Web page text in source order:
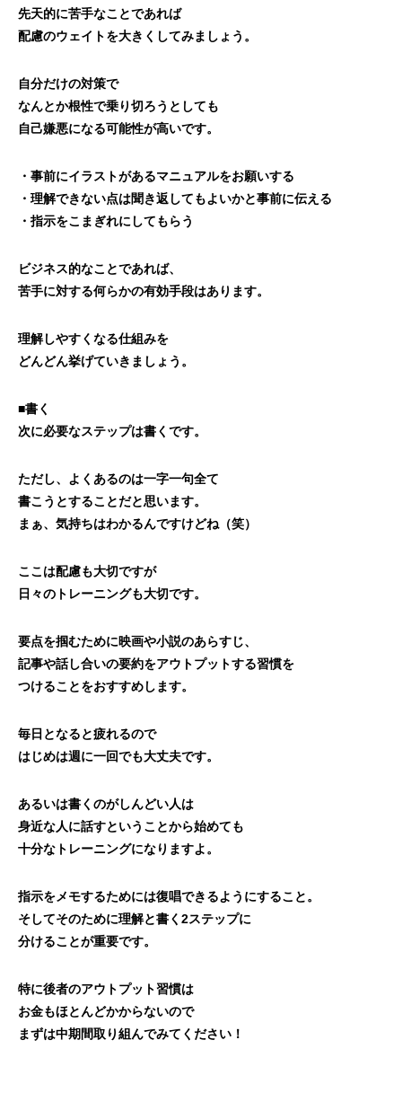
先天的に苦手なことであれば
配慮のウェイトを大きくしてみましょう。
自分だけの対策で
なんとか根性で乗り切ろうとしても
自己嫌悪になる可能性が高いです。
・事前にイラストがあるマニュアルをお願いする
・理解できない点は聞き返してもよいかと事前に伝える
・指示をこまぎれにしてもらう
ビジネス的なことであれば、
苦手に対する何らかの有効手段はあります。
理解しやすくなる仕組みを
どんどん挙げていきましょう。
■書く
次に必要なステップは書くです。
ただし、よくあるのは一字一句全て
書こうとすることだと思います。
まぁ、気持ちはわかるんですけどね（笑）
ここは配慮も大切ですが
日々のトレーニングも大切です。
要点を掴むために映画や小説のあらすじ、
記事や話し合いの要約をアウトプットする習慣を
つけることをおすすめします。
毎日となると疲れるので
はじめは週に一回でも大丈夫です。
あるいは書くのがしんどい人は
身近な人に話すということから始めても
十分なトレーニングになりますよ。
指示をメモするためには復唱できるようにすること。
そしてそのために理解と書く2ステップに
分けることが重要です。
特に後者のアウトプット習慣は
お金もほとんどかからないので
まずは中期間取り組んでみてください！